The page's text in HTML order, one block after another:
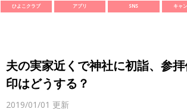
ひよこクラブ アプリ SNS キャ
夫の実家近くで神社に初詣、参
印はどうする？
2019/01/01 更新